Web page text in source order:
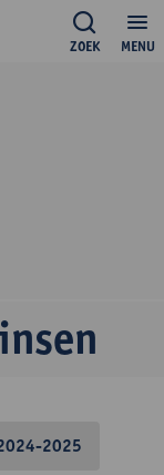
MENU
ZOEK
2025